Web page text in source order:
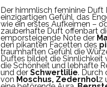
Der himmlisch feminine
einzigartigen Gefühl, das
wie ein erstes Aufkeimen –
zauberhafte Duft offenbart
emporsteigende Note der
den pikanten Facetten des
traumhaften Gefühl die
Duftes bildet die Sinnlichkeit
die Schönheit und lebhafte
und der Schwertlilie. Durch
von Moschus, Zedernholz